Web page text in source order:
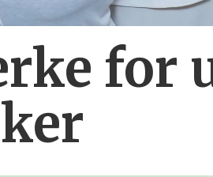
for